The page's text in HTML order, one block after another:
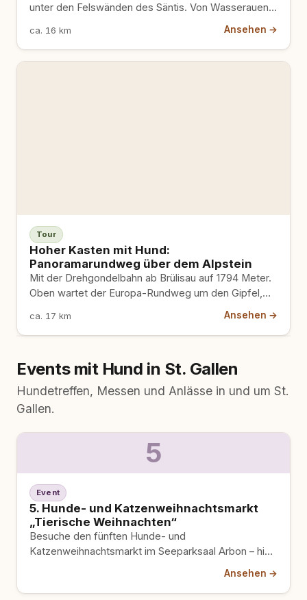
unter den Felswänden des Säntis. Von Wasserauen
führt ein knapp einstündiger, steiler Aufstieg hinauf
zu einem der schönsten Bergseen der Schweiz. Eine
kurze Tour mit grosser Wirkung, auch für deinen
ca. 16 km Ansehen →
Tour
Hoher Kasten mit Hund:
Panoramarundweg über dem Alpstein
Mit der Drehgondelbahn ab Brülisau auf 1794 Meter.
Oben wartet der Europa-Rundweg um den Gipfel,
mit Blick auf Säntis, Rheintal und Bodensee. Kurz,
einfach und mit Hund machbar.
ca. 17 km Ansehen →
Events mit Hund in St. Gallen
Hundetreffen, Messen und Anlässe in und um St.
Gallen.
5
Event
5. Hunde- und Katzenweihnachtsmarkt
„Tierische Weihnachten“
Besuche den fünften Hunde- und
Katzenweihnachtsmarkt im Seeparksaal Arbon – hier
Ansehen →